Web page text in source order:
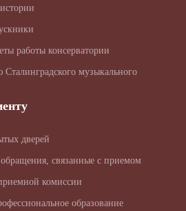
работы консерватории
музыкального
дверей
связанные с приемом
комиссии
образование